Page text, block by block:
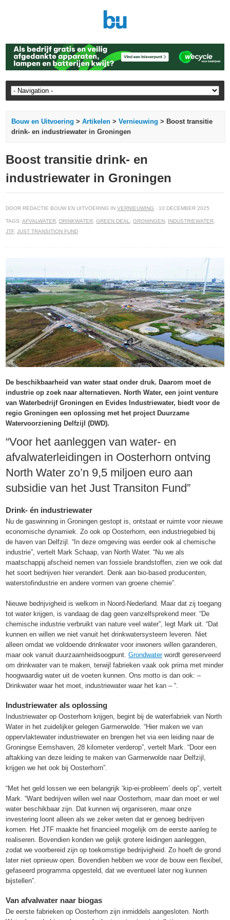
Bouw en Uitvoering >Artikelen >Vernieuwing > Boost transitie
drink- en industriewater in Groningen
Boost transitie drink- en
industriewater in Groningen
DOOR REDACTIE BOUW EN UITVOERING INVERNIEUWING · 10 DECEMBER 2025
TAGS:AFVALWATER, DRINKWATER,GREEN DEAL,GRONINGEN, INDUSTRIEWATER,
JTF,JUST TRANSITION FUND
De beschikbaarheid van water staat onder druk. Daarom moet de
industrie op zoek naar alternatieven. North Water, een joint venture
van Waterbedrijf Groningen en Evides Industriewater, biedt voor de
regio Groningen een oplossing met het project Duurzame
Watervoorziening Delfzijl (DWD).
“Voor het aanleggen van water- en
afvalwaterleidingen in Oosterhorn ontving
North Water zo’n 9,5 miljoen euro aan
subsidie van het Just Transiton Fund”
Drink- én industriewater
Nu de gaswinning in Groningen gestopt is, ontstaat er ruimte voor nieuwe
economische dynamiek. Zo ook op Oosterhorn, een industriegebied bij
de haven van Delfzijl. “In deze omgeving was eerder ook al chemische
industrie”, vertelt Mark Schaap, van North Water. “Nu we als
maatschappij afscheid nemen van fossiele brandstoffen, zien we ook dat
het soort bedrijven hier verandert. Denk aan bio-based producenten,
waterstofindustrie en andere vormen van groene chemie”.
Nieuwe bedrijvigheid is welkom in Noord-Nederland. Maar dat zij toegang
tot water krijgen, is vandaag de dag geen vanzelfsprekend meer. “De
chemische industrie verbruikt van nature veel water”, legt Mark uit. “Dat
kunnen en willen we niet vanuit het drinkwatersysteem leveren. Niet
alleen omdat we voldoende drinkwater voor inwoners willen garanderen,
maar ook vanuit duurzaamheidsoogpunt.Grondwaterwordt gereserveerd
om drinkwater van te maken, terwijl fabrieken vaak ook prima met minder
hoogwaardig water uit de voeten kunnen. Ons motto is dan ook: –
Drinkwater waar het moet, industriewater waar het kan – “.
Industriewater als oplossing
Industriewater op Oosterhorn krijgen, begint bij de waterfabriek van North
Water in het zuidelijker gelegen Garmerwolde. “Hier maken we van
oppervlaktewater industriewater en brengen het via een leiding naar de
Groningse Eemshaven, 28 kilometer verderop”, vertelt Mark. “Door een
aftakking van deze leiding te maken van Garmerwolde naar Delfzijl,
krijgen we het ook bij Oosterhorn”.
“Met het geld lossen we een belangrijk ‘kip-ei-probleem’ deels op”, vertelt
Mark. “Want bedrijven willen wel naar Oosterhorn, maar dan moet er wel
water beschikbaar zijn. Dat kunnen wij organiseren, maar onze
investering loont alleen als we zeker weten dat er genoeg bedrijven
komen. Het JTF maakte het financieel mogelijk om de eerste aanleg te
realiseren. Bovendien konden we gelijk grotere leidingen aanleggen,
zodat we voorbereid zijn op toekomstige bedrijvigheid. Zo hoeft de grond
later niet opnieuw open. Bovendien hebben we voor de bouw een flexibel,
gefaseerd programma opgesteld, dat we eventueel later nog kunnen
bijstellen”.
Van afvalwater naar biogas
De eerste fabrieken op Oosterhorn zijn inmiddels aangesloten. North